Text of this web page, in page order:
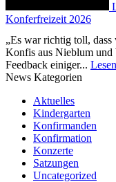
Konferfreizeit 2026
„Es war richtig toll,
Konfis aus Nieblum und
Feedback einiger... Lesen
News Kategorien
Aktuelles
Kindergarten
Konfirmanden
Konfirmation
Konzerte
Satzungen
Uncategorized